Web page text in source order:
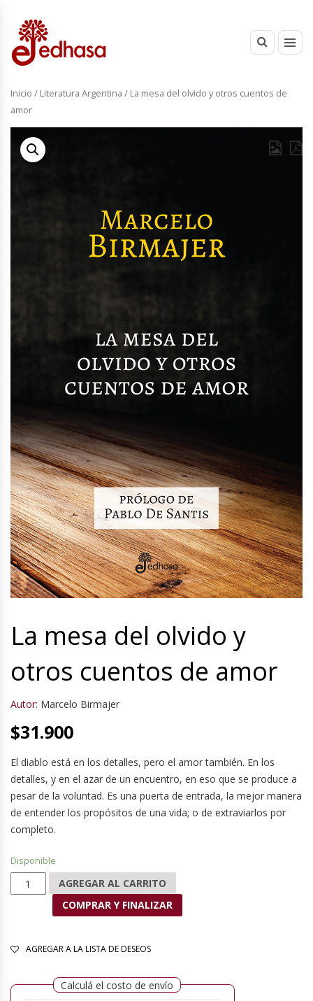
Inicio / Literatura Argentina / La mesa del olvido y otros cuentos de
amor
La mesa del olvido y
otros cuentos de amor
Autor: Marcelo Birmajer
$31.900
El diablo está en los detalles, pero el amor también. En los
detalles, y en el azar de un encuentro, en eso que se produce a
pesar de la voluntad. Es una puerta de entrada, la mejor manera
de entender los propósitos de una vida; o de extraviarlos por
completo.
Disponible
La mesa del olvido y otros cuentos de amor cantidad
AGREGAR AL CARRITO
COMPRAR Y FINALIZAR
AGREGAR A LA LISTA DE DESEOS
Calculá el costo de envío